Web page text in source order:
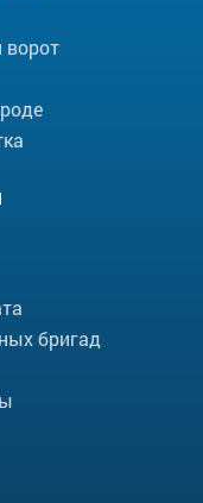
бригад